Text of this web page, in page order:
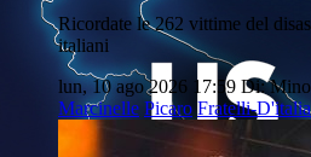
Ricordate le 262 vittime del
italiani
lun, 10 ago 2026 17:59 Di:
Marcinelle Picaro Fratelli-D'italia